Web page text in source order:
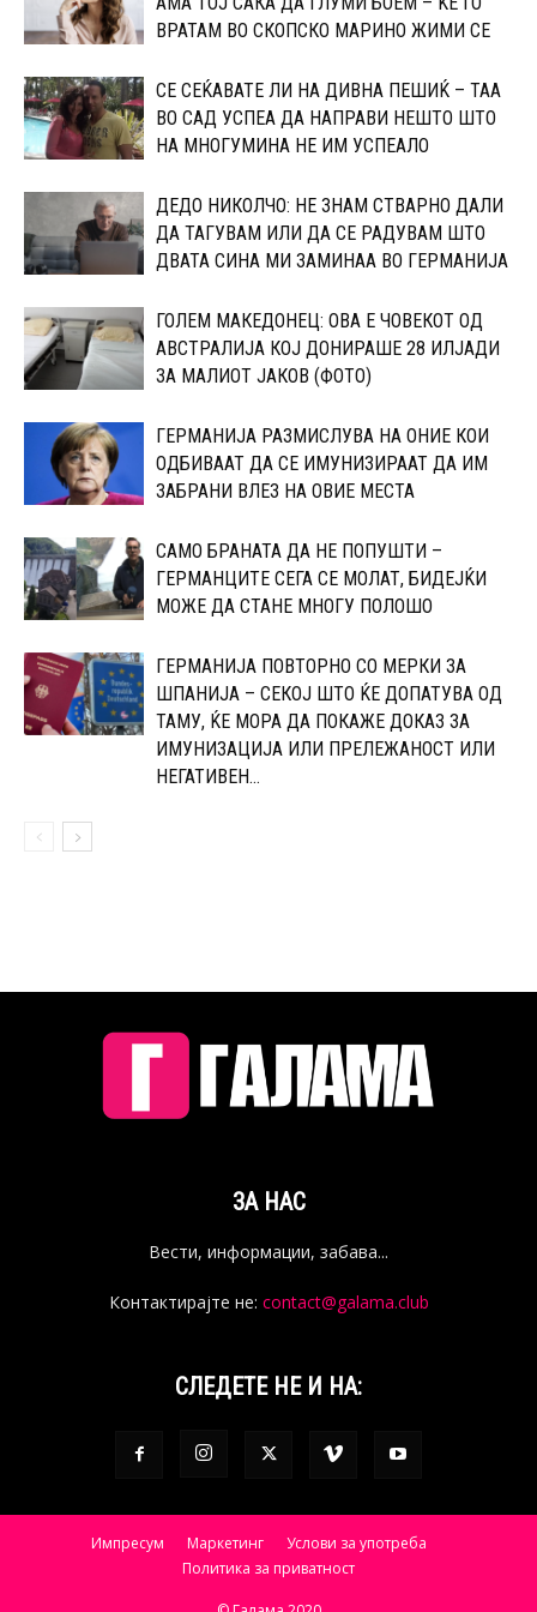
ВРАТАМ ВО СКОПСКО МАРИНО ЖИМИ СЕ
СЕ СЕЌАВАТЕ ЛИ НА ДИВНА ПЕШИЌ – ТАА
ВО САД УСПЕА ДА НАПРАВИ НЕШТО ШТО
НА МНОГУМИНА НЕ ИМ УСПЕАЛО
ДЕДО НИКОЛЧО: НЕ ЗНАМ СТВАРНО ДАЛИ
ДА ТАГУВАМ ИЛИ ДА СЕ РАДУВАМ ШТО
ДВАТА СИНА МИ ЗАМИНАА ВО ГЕРМАНИЈА
ГОЛЕМ МАКЕДОНЕЦ: ОВА Е ЧОВЕКОТ ОД
АВСТРАЛИЈА КОЈ ДОНИРАШЕ 28 ИЛЈАДИ
ЗА МАЛИОТ ЈАКОВ (ФОТО)
ГЕРМАНИЈА РАЗМИСЛУВА НА ОНИЕ КОИ
ОДБИВААТ ДА СЕ ИМУНИЗИРААТ ДА ИМ
ЗАБРАНИ ВЛЕЗ НА ОВИЕ МЕСТА
САМО БРАНАТА ДА НЕ ПОПУШТИ –
ГЕРМАНЦИТЕ СЕГА СЕ МОЛАТ, БИДЕЈЌИ
МОЖЕ ДА СТАНЕ МНОГУ ПОЛОШО
ГЕРМАНИЈА ПОВТОРНО СО МЕРКИ ЗА
ШПАНИЈА – СЕКОЈ ШТО ЌЕ ДОПАТУВА ОД
ТАМУ, ЌЕ МОРА ДА ПОКАЖЕ ДОКАЗ ЗА
ИМУНИЗАЦИЈА ИЛИ ПРЕЛЕЖАНОСТ ИЛИ
НЕГАТИВЕН...
ЗА НАС
Вести, информации, забава...
Контактирајте не: contact@galama.club
СЛЕДЕТЕ НЕ И НА:
Импресум Маркетинг
Услови за употреба
Политика за приватност